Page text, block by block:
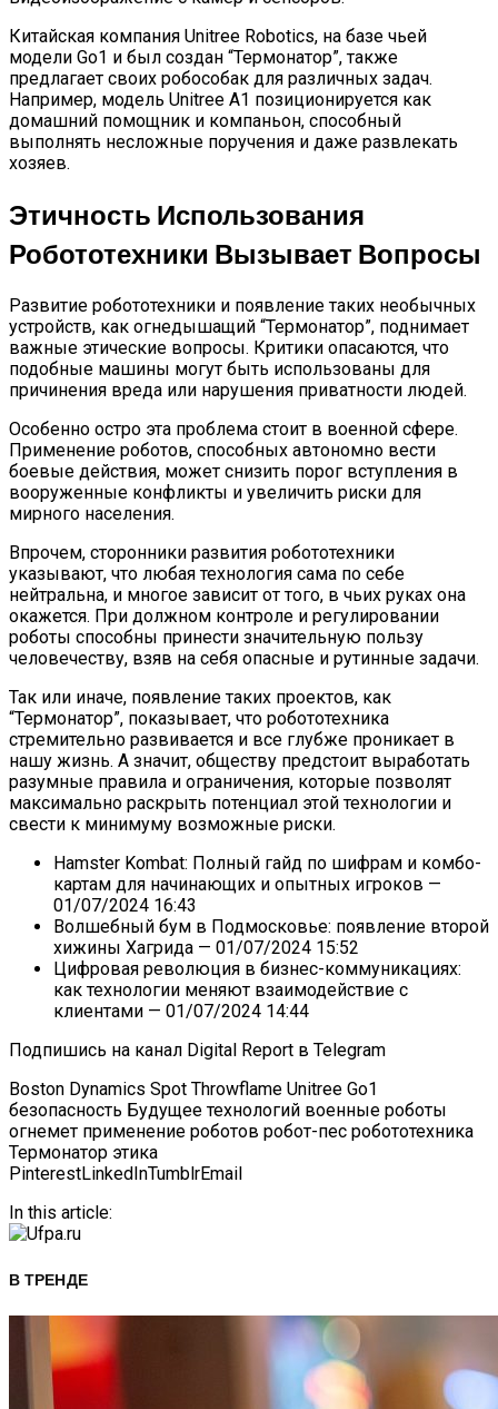
Китайская компания Unitree Robotics, на базе чьей
модели Go1 и был создан “Термонатор”, также
предлагает своих робособак для различных задач.
Например, модель Unitree A1 позиционируется как
домашний помощник и компаньон, способный
выполнять несложные поручения и даже развлекать
хозяев.
Этичность Использования
Робототехники Вызывает Вопросы
Развитие робототехники и появление таких необычных
устройств, как огнедышащий “Термонатор”, поднимает
важные этические вопросы. Критики опасаются, что
подобные машины могут быть использованы для
причинения вреда или нарушения приватности людей.
Особенно остро эта проблема стоит в военной сфере.
Применение роботов, способных автономно вести
боевые действия, может снизить порог вступления в
вооруженные конфликты и увеличить риски для
мирного населения.
Впрочем, сторонники развития робототехники
указывают, что любая технология сама по себе
нейтральна, и многое зависит от того, в чьих руках она
окажется. При должном контроле и регулировании
роботы способны принести значительную пользу
человечеству, взяв на себя опасные и рутинные задачи.
Так или иначе, появление таких проектов, как
“Термонатор”, показывает, что робототехника
стремительно развивается и все глубже проникает в
нашу жизнь. А значит, обществу предстоит выработать
разумные правила и ограничения, которые позволят
максимально раскрыть потенциал этой технологии и
свести к минимуму возможные риски.
Hamster Kombat: Полный гайд по шифрам и комбо-
картам для начинающих и опытных игроков —
01/07/2024 16:43
Волшебный бум в Подмосковье: появление второй
хижины Хагрида — 01/07/2024 15:52
Цифровая революция в бизнес-коммуникациях:
как технологии меняют взаимодействие с
клиентами — 01/07/2024 14:44
Подпишись на канал Digital Report в Telegram
Boston Dynamics Spot Throwflame Unitree Go1
безопасность Будущее технологий военные роботы
огнемет применение роботов робот-пес робототехника
Термонатор этика
PinterestLinkedInTumblrEmail
In this article:
В ТРЕНДЕ